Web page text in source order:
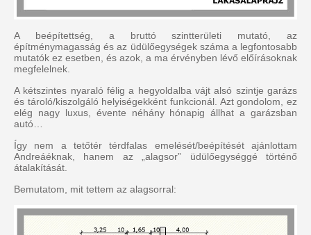
A beépítettség, a bruttó szintterületi mutató, az
építménymagasság és az üdülőegységek száma a legfontosabb
mutatók ez esetben, és azok, a ma érvényben lévő előírásoknak
megfelelnek.
A kétszintes nyaraló félig a hegyoldalba vájt alsó szintje garázs
és tároló/kiszolgáló helyiségekként funkcionál. Azt gondolom, ez
elég nagy luxus, évente néhány hónapig állhat a garázsban
autó…
Így nem a tetőtér térdfalas emelését/beépítését ajánlottam
Andreáéknak, hanem az „alagsor” üdülőegységgé történő
átalakítását.
Bemutatom, mit tettem az alagsorral: